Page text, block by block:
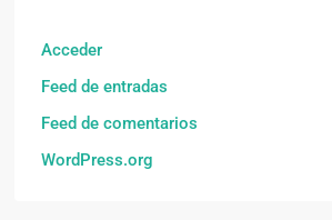
Acceder
Feed de entradas
Feed de comentarios
WordPress.org